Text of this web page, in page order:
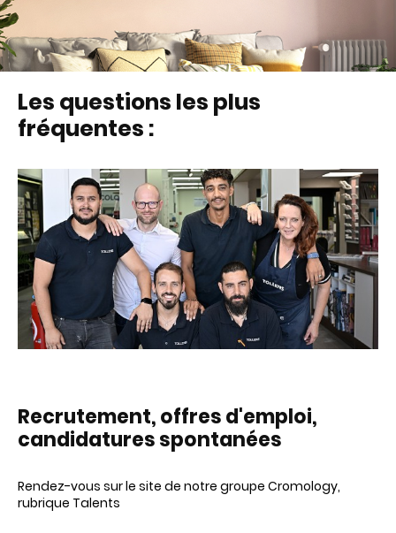
Les questions les plus
fréquentes :
Recrutement, offres d'emploi,
candidatures spontanées
Rendez-vous sur le site de notre groupe Cromology,
rubrique Talents